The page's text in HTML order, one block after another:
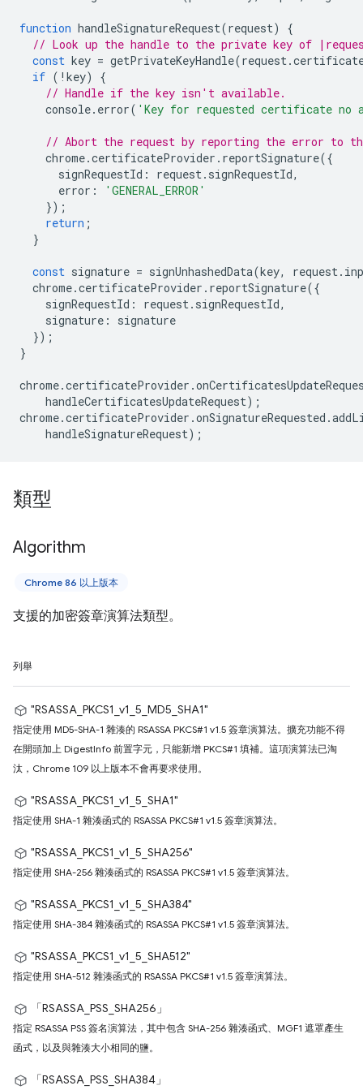
function handleSignatureRequest(request)
{
// Look up the handle to the private key of
const key = getPrivateKeyHandle(request.
if ( ! key)
{
// Handle if the key isn't available.
console. error( 'Key for requested certificate no
// Abort the request by reporting the error to
chrome.certificateProvider . reportSignature({
signRequestId : request. signRequestId,
error :
'GENERAL_ERROR'
});
return ;
}
const signature = signUnhashedData(key, request.
chrome.certificateProvider . reportSignature({
signRequestId : request. signRequestId,
signature :
signature
});
}
chrome.certificateProvider .
handleCertificatesUpdateRequest);
chrome.certificateProvider .onSignatureRequested .
handleSignatureRequest);
類型
Algorithm
Chrome 86 以上版本
支援的加密簽章演算法類型。
列舉
"RSASSA_PKCS1_v1_5_MD5_SHA1"
指定使用 MD5-SHA-1 雜湊的 RSASSA PKCS#1 v1.5 簽章演算法。擴充功能不得
在開頭加上 DigestInfo 前置字元，只能新增 PKCS#1 填補。這項演算法已淘
汰，Chrome 109 以上版本不會再要求使用。
"RSASSA_PKCS1_v1_5_SHA1"
指定使用 SHA-1 雜湊函式的 RSASSA PKCS#1 v1.5 簽章演算法。
"RSASSA_PKCS1_v1_5_SHA256"
指定使用 SHA-256 雜湊函式的 RSASSA PKCS#1 v1.5 簽章演算法。
"RSASSA_PKCS1_v1_5_SHA384"
指定使用 SHA-384 雜湊函式的 RSASSA PKCS#1 v1.5 簽章演算法。
"RSASSA_PKCS1_v1_5_SHA512"
指定使用 SHA-512 雜湊函式的 RSASSA PKCS#1 v1.5 簽章演算法。
「RSASSA_PSS_SHA256」
指定 RSASSA PSS 簽名演算法，其中包含 SHA-256 雜湊函式、MGF1 遮罩產生
函式，以及與雜湊大小相同的鹽。
「RSASSA_PSS_SHA384」